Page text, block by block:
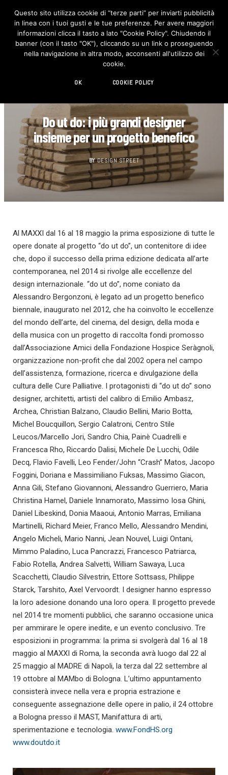
F
c
e
b
o
I
n
s
t
Do ut do: i più grandi designer
insieme per un progetto benefico
BY DESIGN STREET
Al MAXXI dal 16 al 18 maggio la prima esposizione di tutte le
opere donate al progetto “do ut do”, un contenitore di idee
che, dopo il successo della prima edizione dedicata all’arte
contemporanea, nel 2014 si rivolge alle eccellenze del
design internazionale. “do ut do”, nome coniato da
Alessandro Bergonzoni, è legato ad un progetto benefico
biennale, inaugurato nel 2012, che ha coinvolto le eccellenze
del mondo dell’arte, del cinema, del design, della moda e
della musica con un progetto di raccolta fondi promosso
dall’Associazione Amici della Fondazione Hospice Seràgnoli,
organizzazione non-profit che dal 2002 opera nel campo
dell’assistenza, formazione, ricerca e divulgazione della
cultura delle Cure Palliative. I protagonisti di “do ut do” sono
designer, architetti, artisti del calibro di Emilio Ambasz,
Archea, Christian Balzano, Claudio Bellini, Mario Botta,
Michel Boucquillon, Sergio Calatroni, Centro Stile
Leucos/Marcello Jori, Sandro Chia, Painè Cuadrelli e
Francesca Rho, Riccardo Dalisi, Michele De Lucchi, Odile
Decq, Flavio Favelli, Leo Fender/John “Crash” Matos, Jacopo
Foggini, Doriana e Massimiliano Fuksas, Massimo Giacon,
Anna Gili, Stefano Giovannoni, Alessandro Guerriero, Maria
Christina Hamel, Daniele Innamorato, Massimo Iosa Ghini,
Daniel Libeskind, Donia Maaoui, Antonio Marras, Emiliana
Martinelli, Richard Meier, Franco Mello, Alessandro Mendini,
Angelo Micheli, Mario Nanni, Jean Nouvel, Luigi Ontani,
Mimmo Paladino, Luca Pancrazzi, Francesco Patriarca,
Fabio Rotella, Andrea Salvetti, William Sawaya, Luca
Scacchetti, Claudio Silvestrin, Ettore Sottsass, Philippe
Starck, Tarshito, Axel Vervoordt. I designer hanno espresso
la loro adesione donando una loro opera. Il progetto prevede
nel 2014 tre momenti pubblici, che saranno occasione unica
per ammirare le opere inedite, e un evento conclusivo. Tre
esposizioni in programma: la prima si svolgerà dal 16 al 18
maggio al MAXXI di Roma, la seconda avrà luogo dal 22 al
25 maggio al MADRE di Napoli, la terza dal 22 settembre al
19 ottobre al MAMbo di Bologna. L’ultimo appuntamento
consisterà invece nella vera e propria estrazione e
conseguente assegnazione delle opere in palio, il 24 ottobre
a Bologna presso il MAST, Manifattura di arti,
sperimentazione e tecnologia. www.FondHS.org
www.doutdo.it
Questo sito utilizza cookie di “terze parti” per inviarti pubblicità
in linea con i tuoi gusti e le tue preferenze. Per avere maggiori
informazioni clicca il tasto a lato "Cookie Policy". Chiudendo il
banner (con il tasto "OK"), cliccando su un link o proseguendo
nella navigazione in altra modo, acconsenti all'utilizzo dei
cookie.
OK COOKIE POLICY